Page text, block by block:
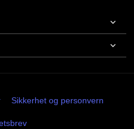
Sikkerhet og personvern